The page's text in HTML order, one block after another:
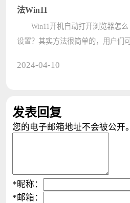
下面就让本站????
法Win11
Win11开机自动打开浏览器怎么
设置？其实方法很简单的，用户们可
面就让本????
2024-04-10
发表回复
您的电子邮箱地址不会被公开。
*昵称：
*邮箱：